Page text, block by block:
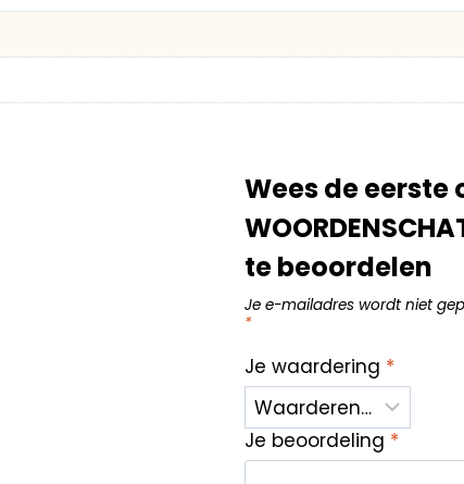
Wees de eerste
te beoordelen
Je e-mailadres wordt niet
*
Je waardering *
Je beoordeling *